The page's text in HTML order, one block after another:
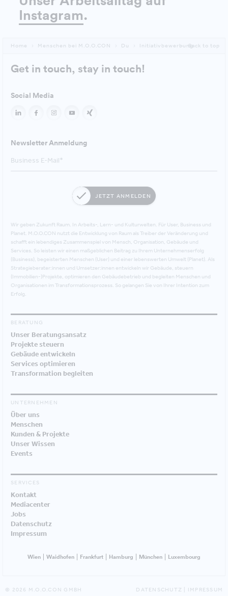
Instagram.
Home Menschen bei M.O.O.CON Du InitiativbewerbungBack to top
Get in touch, stay in touch!
Social Media
Newsletter Anmeldung
JETZT ANMELDEN
Wir geben Zukunft Raum. In Arbeits-, Lern- und Kulturwelten. Für User, Business und
Planet. M.O.O.CON nutzt die Entwicklung von Raum als Treiber der Veränderung und
schafft ein lebendiges Zusammenspiel von Mensch, Organisation, Gebäude und
Services. So leisten wir einen maßgeblichen Beitrag zu Ihrem Unternehmenserfolg
(Business), begeisterten Menschen (User) und einer lebenswerten Umwelt (Planet). Als
Strategieberater:innen und Umsetzer:innen entwickeln wir Gebäude, steuern
(Immobilien-)Projekte, optimieren den Gebäudebetrieb und begleiten Menschen und
Organisationen im Transformationsprozess. So gelangen Sie von Ihrer Intention zum
Erfolg.
BERATUNG
Unser Beratungsansatz
Projekte steuern
Gebäude entwickeln
Services optimieren
Transformation begleiten
UNTERNEHMEN
Über uns
Menschen
Kunden & Projekte
Unser Wissen
Events
SERVICES
Kontakt
Mediacenter
Jobs
Datenschutz
Impressum
Wien Waidhofen Frankfurt Hamburg München Luxembourg
© 2026 M.O.O.CON GMBH DATENSCHUTZ IMPRESSUM